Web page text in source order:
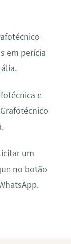
em perícia
e
um
no botão